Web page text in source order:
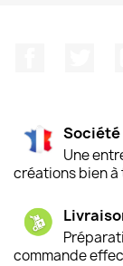
Société
Une
créations bien à
commande